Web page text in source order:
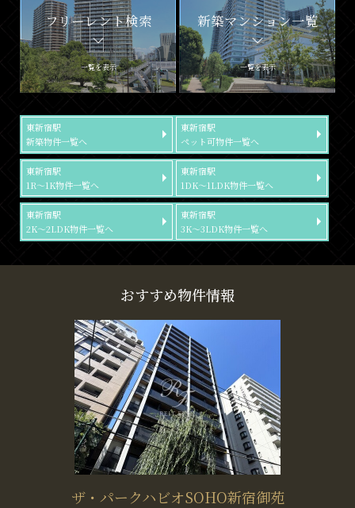
フリーレント検索
一覧を表示
新築マンション一覧
一覧を表示
東新宿駅
新築物件一覧へ
東新宿駅
ペット可物件一覧へ
東新宿駅
1R～1K物件一覧へ
東新宿駅
1DK～1LDK物件一覧へ
東新宿駅
2K～2LDK物件一覧へ
東新宿駅
3K～3LDK物件一覧へ
おすすめ物件情報
ザ・パークハビオSOHO新宿御苑